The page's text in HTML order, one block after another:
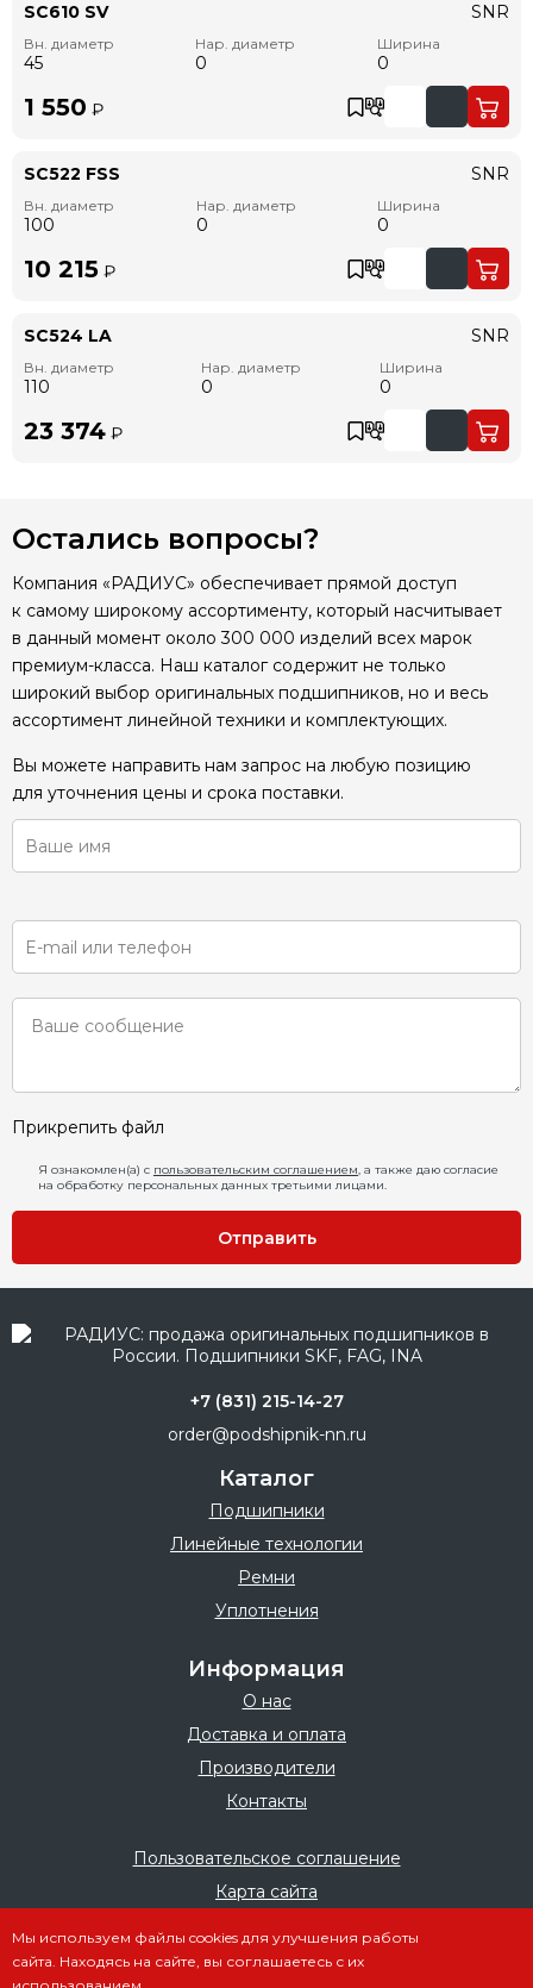
SC610 SV
Вн. диаметр
45
Нар. диаметр
0
Ширина
0
SNR
1 550 ₽
SC522 FSS
Вн. диаметр
100
Нар. диаметр
0
Ширина
0
SNR
10 215 ₽
SC524 LA
Вн. диаметр
110
Нар. диаметр
0
Ширина
0
SNR
23 374 ₽
Остались вопросы?
Компания «РАДИУС» обеспечивает прямой доступ
к самому широкому ассортименту, который насчитывает
в данный момент около 300 000 изделий всех марок
премиум-класса. Наш каталог содержит не только
широкий выбор оригинальных подшипников, но и весь
ассортимент линейной техники и комплектующих.
Вы можете направить нам запрос на любую позицию
для уточнения цены и срока поставки.
Прикрепить файл
Я ознакомлен(а) с пользовательским соглашением, а также даю согласие
на обработку персональных данных третьими лицами.
Отправить
+7 (831) 215-14-27
order@podshipnik-nn.ru
Каталог
Подшипники
Линейные технологии
Ремни
Уплотнения
Информация
О нас
Доставка и оплата
Производители
Контакты
Пользовательское соглашение
Карта сайта
Мы используем файлы cookies для улучшения работы
сайта. Находясь на сайте, вы соглашаетесь с их